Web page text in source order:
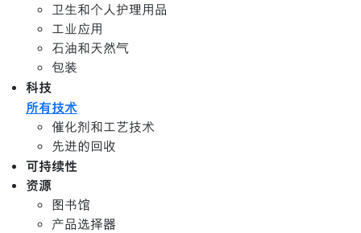
卫生和个人护理用品
工业应用
石油和天然气
包装
科技
所有技术
催化剂和工艺技术
先进的回收
可持续性
资源
图书馆
产品选择器